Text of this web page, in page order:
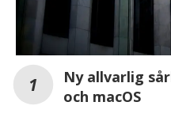
Ny allvarlig
och macOS